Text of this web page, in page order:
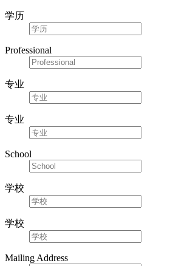
学历
Professional
专业
专业
School
学校
学校
Mailing Address